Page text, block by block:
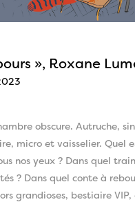
», Roxane
obscure. Autruche,
micro et vaisselier. Quel
nos yeux ? Dans quel
? Dans quel conte à
grandioses, bestiaire VIP,